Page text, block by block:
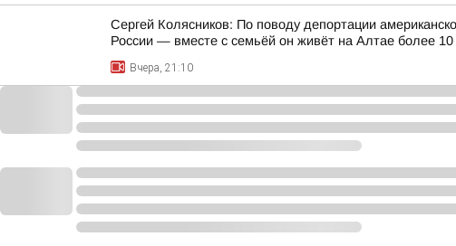
Сергей Колясников: По поводу депортации
России — вместе с семьёй он живёт на Алтае более 10
Вчера, 21:10